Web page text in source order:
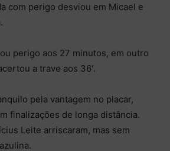
com perigo desviou em Micael e
perigo aos 27 minutos, em outro
a trave aos 36′.
pela vantagem no placar,
finalizações de longa distância.
Leite arriscaram, mas sem